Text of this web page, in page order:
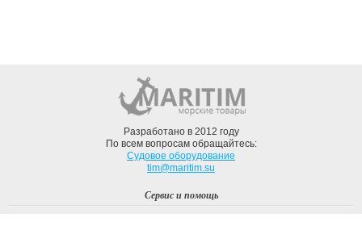
Разработано в 2012 году
По всем вопросам обращайтесь:
Судовое оборудование
tim@maritim.su
Сервис и помощь